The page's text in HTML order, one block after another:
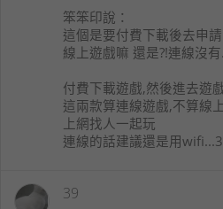
笨笨印說：
這個是要付費下載後去申
線上遊戲嘛 還是?!連線沒有
付費下載遊戲,然後進去遊
這兩款算連線遊戲,不算線
上網找人一起玩
連線的話建議還是用
39